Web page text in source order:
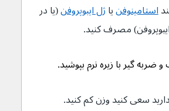
استامینوفنیا ژل ایبوپروفن (یا در
مصرف کنید.
سعی کنید وزن کم کنید.